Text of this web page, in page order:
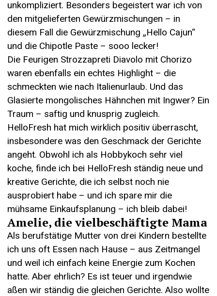
unkompliziert. Besonders begeistert war ich von
den mitgelieferten Gewürzmischungen – in
diesem Fall die Gewürzmischung „Hello Cajun“
und die Chipotle Paste – sooo lecker!
Die Feurigen Strozzapreti Diavolo mit Chorizo
waren ebenfalls ein echtes Highlight – die
schmeckten wie nach Italienurlaub. Und das
Glasierte mongolisches Hähnchen mit Ingwer? Ein
Traum – saftig und knusprig zugleich.
HelloFresh hat mich wirklich positiv überrascht,
insbesondere was den Geschmack der Gerichte
angeht. Obwohl ich als Hobbykoch sehr viel
koche, finde ich bei HelloFresh ständig neue und
kreative Gerichte, die ich selbst noch nie
ausprobiert habe – und ich spare mir die
mühsame Einkaufsplanung – ich bleib dabei!
Amelie, die vielbeschäftigte Mama
Als berufstätige Mutter von drei Kindern bestellte
ich uns oft Essen nach Hause – aus Zeitmangel
und weil ich einfach keine Energie zum Kochen
hatte. Aber ehrlich? Es ist teuer und irgendwie
aßen wir ständig die gleichen Gerichte. Also wollte